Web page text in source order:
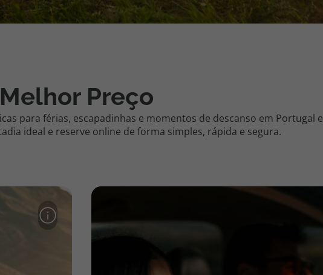
Preço
para férias, escapadinhas e momentos de descanso em Portugal e
ideal e reserve online de forma simples, rápida e segura.